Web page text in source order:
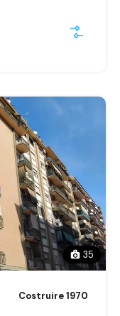
35
Costruire 1970